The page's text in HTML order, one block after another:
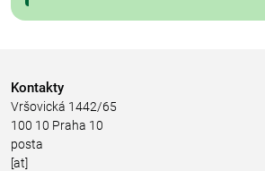
Kontakty
Vršovická 1442/65
100 10 Praha 10
posta
[at]